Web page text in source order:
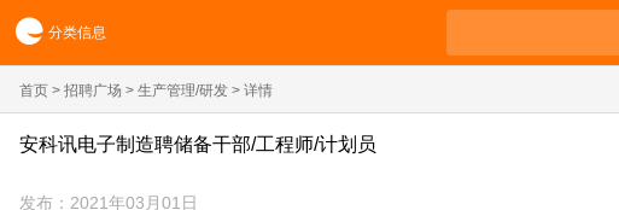
分类信息
首页 > 招聘广场 > 生产管理/研发 > 详情
安科讯电子制造聘储备干部/工程师/计划员
发布：2021年03月01日